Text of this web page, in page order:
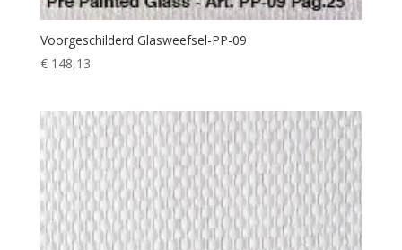
Voorgeschilderd Glasweefsel-PP-09
€148,13